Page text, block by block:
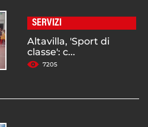
SERVIZI
Altavilla, 'Sport di
classe': c...
7205